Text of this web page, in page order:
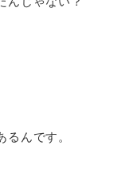
んです。